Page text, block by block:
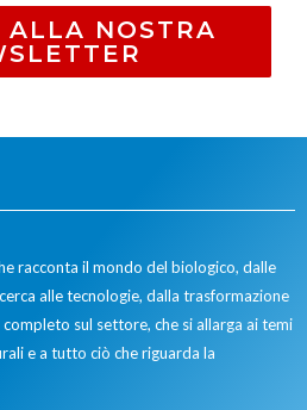
ALLA NOSTRA
racconta il mondo del biologico, dalle
alle tecnologie, dalla trasformazione
sul settore, che si allarga ai temi
e a tutto ciò che riguarda la